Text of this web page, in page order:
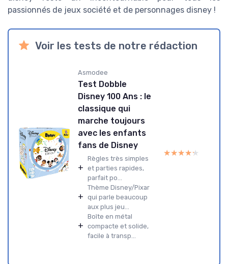
passionnés de jeux société et de personnages disney !
Voir les tests de notre rédaction
Asmodee
Test Dobble
Disney 100 Ans : le
classique qui
marche toujours
avec les enfants
fans de Disney
+
Règles très simples
et parties rapides,
parfait po...
+
Thème Disney/Pixar
qui parle beaucoup
aux plus jeu...
+
Boîte en métal
compacte et solide,
facile à transp...
★★★★★
★★★★★